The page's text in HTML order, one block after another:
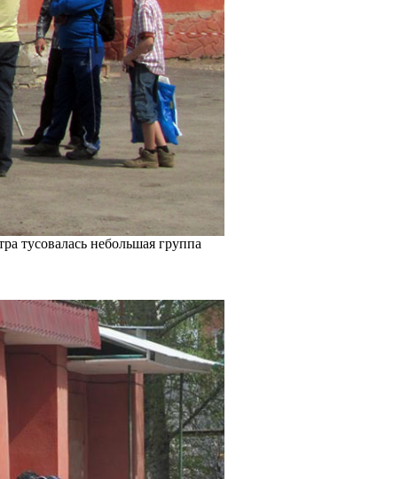
тусовалась небольшая группа